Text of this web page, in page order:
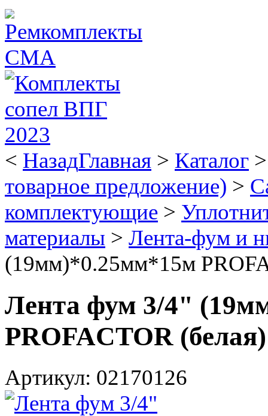
< НазадГлавная > Каталог
товарное предложение) >
комплектующие >
материалы > Лента-фум и
(19мм)*0.25мм*15м
Лента фум 3/4"
PROFACTOR
Артикул: 02170126